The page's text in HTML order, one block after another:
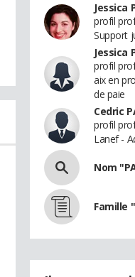
Jessica
profil
Support
Jessica
profil
aix en
de paie
Cedric
profil
Lanef -
Nom
Famille